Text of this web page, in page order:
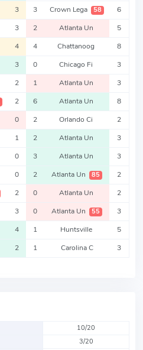
3 3 Crown Lega 58 6
3 2 Atlanta Un 5
4 4 Chattanoog 8
3 0 Chicago Fi 3
2 1 Atlanta Un 3
2 6 Atlanta Un 8
0 2 Orlando Ci 2
1 2 Atlanta Un 3
0 3 Atlanta Un 3
0 2 Atlanta Un 85 2
2 0 Atlanta Un 2
3 0 Atlanta Un 55 3
4 1 Huntsville 5
2 1 Carolina C 3
10/20
3/20